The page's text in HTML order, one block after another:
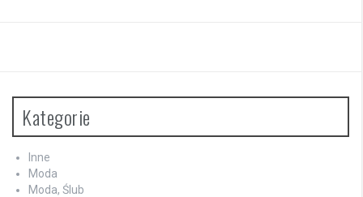
Kategorie
Inne
Moda
Moda, Ślub